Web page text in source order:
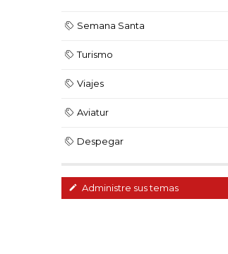
Semana Santa
Turismo
Viajes
Aviatur
Despegar
Administre sus temas